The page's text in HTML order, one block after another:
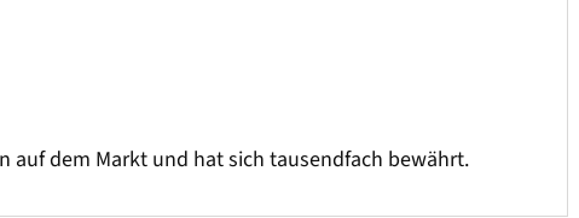
auf dem Markt und hat sich tausendfach bewährt.